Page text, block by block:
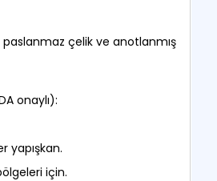
paslanmaz çelik ve anotlanmış
onaylı):
yapışkan.
için.